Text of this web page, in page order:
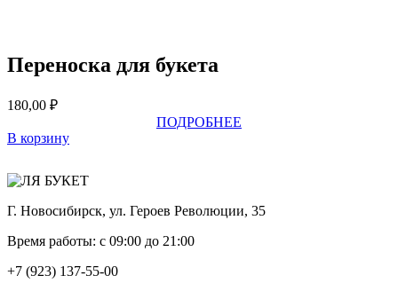
Переноска для букета
180,00 ₽
ПОДРОБНЕЕ
В корзину
Г. Новосибирск, ул. Героев Революции, 35
Время работы: с 09:00 до 21:00
+7 (923) 137-55-00